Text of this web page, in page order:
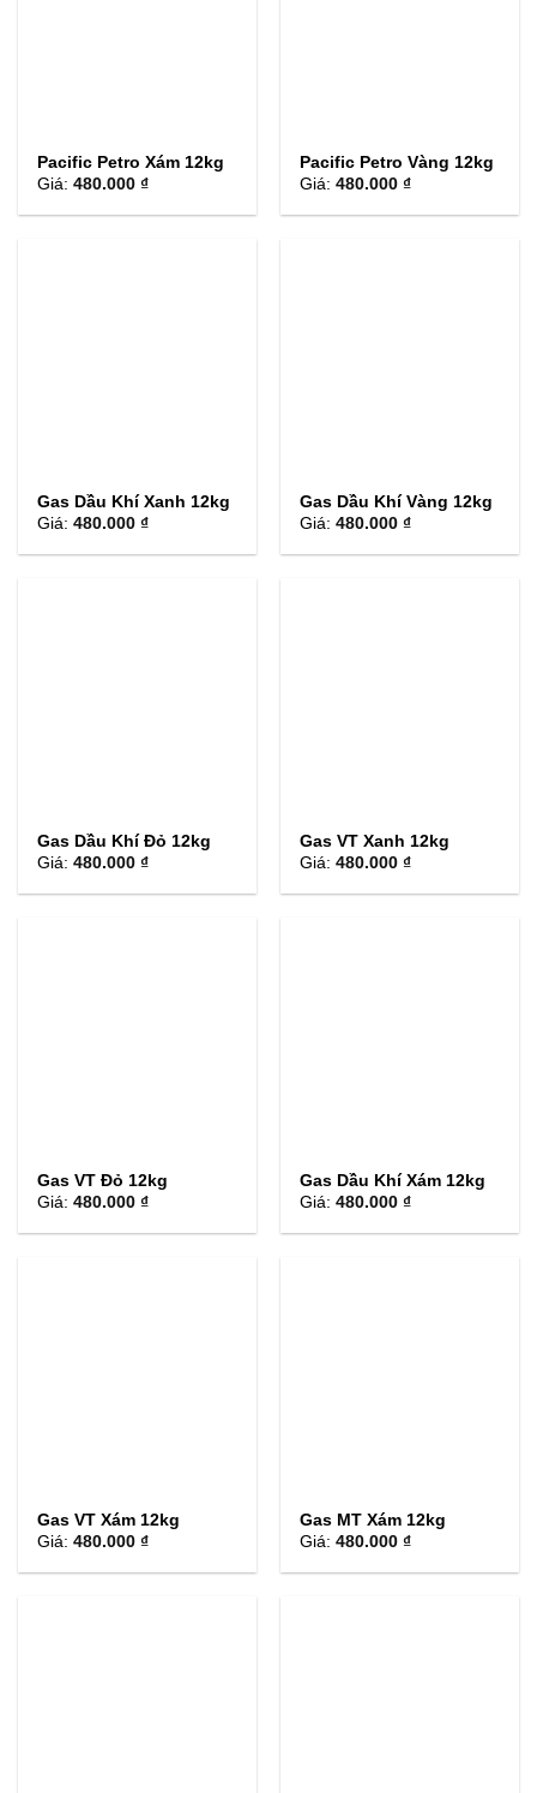
Pacific Petro Xám 12kg
Giá:480.000 ₫
Pacific Petro Vàng 12kg
Giá:480.000 ₫
Gas Dầu Khí Xanh 12kg
Giá:480.000 ₫
Gas Dầu Khí Vàng 12kg
Giá:480.000 ₫
Gas Dầu Khí Đỏ 12kg
Giá:480.000 ₫
Gas VT Xanh 12kg
Giá:480.000 ₫
Gas VT Đỏ 12kg
Giá:480.000 ₫
Gas Dầu Khí Xám 12kg
Giá:480.000 ₫
Gas VT Xám 12kg
Giá:480.000 ₫
Gas MT Xám 12kg
Giá:480.000 ₫